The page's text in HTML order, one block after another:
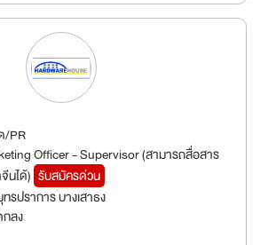
/PR
Officer - Supervisor (สามารถสื่อสาร
นได้) รับสมัครด่วน
รปราการ บางเสาธง
ลง